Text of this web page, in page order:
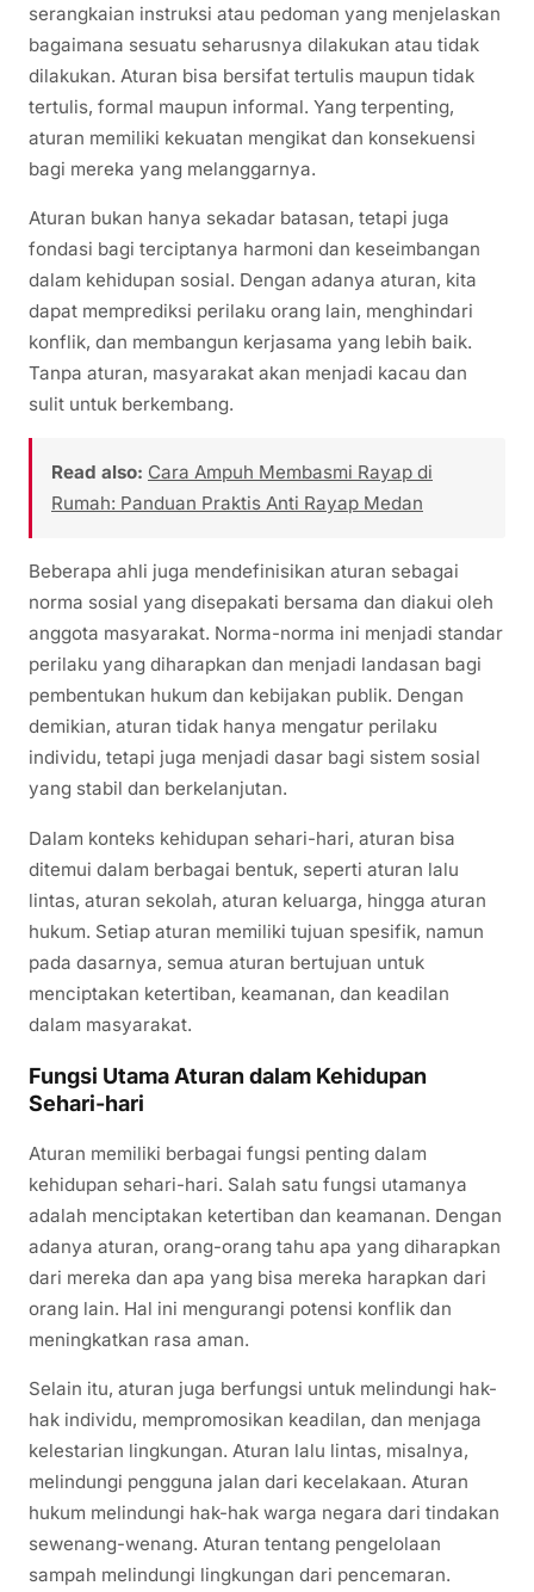
serangkaian instruksi atau pedoman yang menjelaskan
bagaimana sesuatu seharusnya dilakukan atau tidak
dilakukan. Aturan bisa bersifat tertulis maupun tidak
tertulis, formal maupun informal. Yang terpenting,
aturan memiliki kekuatan mengikat dan konsekuensi
bagi mereka yang melanggarnya.
Aturan bukan hanya sekadar batasan, tetapi juga
fondasi bagi terciptanya harmoni dan keseimbangan
dalam kehidupan sosial. Dengan adanya aturan, kita
dapat memprediksi perilaku orang lain, menghindari
konflik, dan membangun kerjasama yang lebih baik.
Tanpa aturan, masyarakat akan menjadi kacau dan
sulit untuk berkembang.
Read also: Cara Ampuh Membasmi Rayap di
Rumah: Panduan Praktis Anti Rayap Medan
Beberapa ahli juga mendefinisikan aturan sebagai
norma sosial yang disepakati bersama dan diakui oleh
anggota masyarakat. Norma-norma ini menjadi standar
perilaku yang diharapkan dan menjadi landasan bagi
pembentukan hukum dan kebijakan publik. Dengan
demikian, aturan tidak hanya mengatur perilaku
individu, tetapi juga menjadi dasar bagi sistem sosial
yang stabil dan berkelanjutan.
Dalam konteks kehidupan sehari-hari, aturan bisa
ditemui dalam berbagai bentuk, seperti aturan lalu
lintas, aturan sekolah, aturan keluarga, hingga aturan
hukum. Setiap aturan memiliki tujuan spesifik, namun
pada dasarnya, semua aturan bertujuan untuk
menciptakan ketertiban, keamanan, dan keadilan
dalam masyarakat.
Fungsi Utama Aturan dalam Kehidupan
Sehari-hari
Aturan memiliki berbagai fungsi penting dalam
kehidupan sehari-hari. Salah satu fungsi utamanya
adalah menciptakan ketertiban dan keamanan. Dengan
adanya aturan, orang-orang tahu apa yang diharapkan
dari mereka dan apa yang bisa mereka harapkan dari
orang lain. Hal ini mengurangi potensi konflik dan
meningkatkan rasa aman.
Selain itu, aturan juga berfungsi untuk melindungi hak-
hak individu, mempromosikan keadilan, dan menjaga
kelestarian lingkungan. Aturan lalu lintas, misalnya,
melindungi pengguna jalan dari kecelakaan. Aturan
hukum melindungi hak-hak warga negara dari tindakan
sewenang-wenang. Aturan tentang pengelolaan
sampah melindungi lingkungan dari pencemaran.